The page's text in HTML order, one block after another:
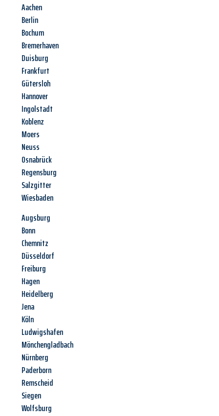
Aachen
Berlin
Bochum
Bremerhaven
Duisburg
Frankfurt
Gütersloh
Hannover
Ingolstadt
Koblenz
Moers
Neuss
Osnabrück
Regensburg
Salzgitter
Wiesbaden
Augsburg
Bonn
Chemnitz
Düsseldorf
Freiburg
Hagen
Heidelberg
Jena
Köln
Ludwigshafen
Mönchengladbach
Nürnberg
Paderborn
Remscheid
Siegen
Wolfsburg